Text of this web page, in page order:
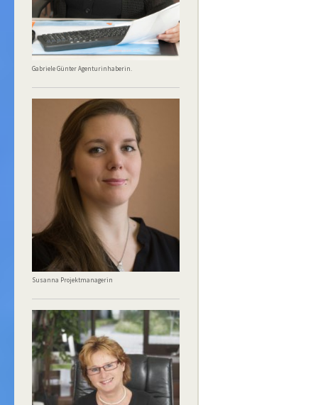
Gabriele Günter Agenturinhaberin.
Susanna Projektmanagerin